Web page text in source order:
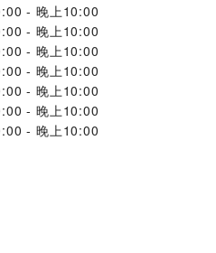
- 晚上10:00
- 晚上10:00
- 晚上10:00
- 晚上10:00
- 晚上10:00
- 晚上10:00
- 晚上10:00